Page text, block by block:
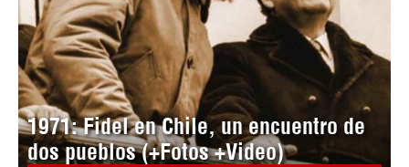
1971: Fidel en Chile, un encuentro de
dos pueblos (+Fotos +Video)